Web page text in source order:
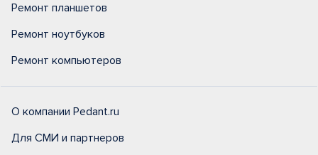
Ремонт планшетов
Ремонт ноутбуков
Ремонт компьютеров
О компании Pedant.ru
Для СМИ и партнеров